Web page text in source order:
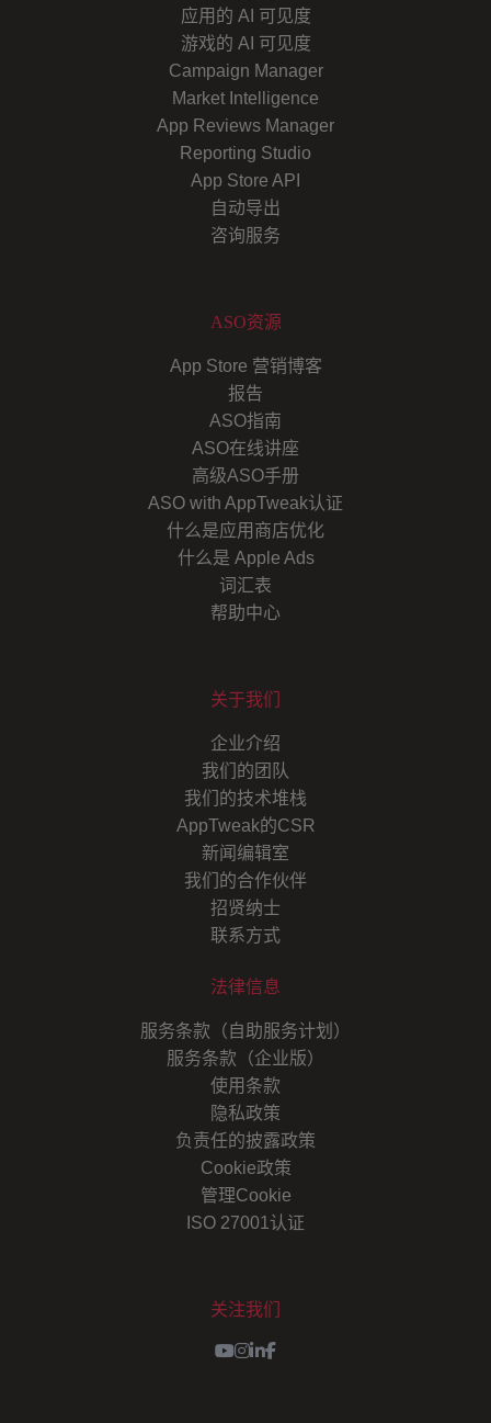
应用的 AI 可见度
游戏的 AI 可见度
Campaign Manager
Market Intelligence
App Reviews Manager
Reporting Studio
App Store API
自动导出
咨询服务
ASO资源
App Store 营销博客
报告
ASO指南
ASO在线讲座
高级ASO手册
ASO with AppTweak认证
什么是应用商店优化
什么是 Apple Ads
词汇表
帮助中心
关于我们
企业介绍
我们的团队
我们的技术堆栈
AppTweak的CSR
新闻编辑室
我们的合作伙伴
招贤纳士
联系方式
法律信息
服务条款（自助服务计划）
服务条款（企业版）
使用条款
隐私政策
负责任的披露政策
Cookie政策
管理Cookie
ISO 27001认证
关注我们
Youtube
Instagram
LinkedIn
Facebook